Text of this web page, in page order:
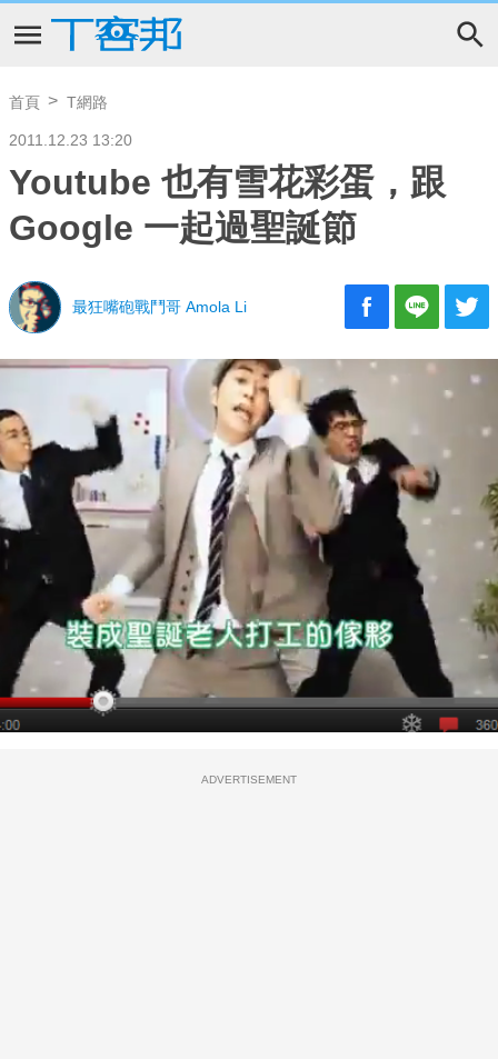
首頁 T網路
2011.12.23 13:20
Youtube 也有雪花彩蛋，跟
Google 一起過聖誕節
最狂嘴砲戰鬥哥 Amola Li
ADVERTISEMENT